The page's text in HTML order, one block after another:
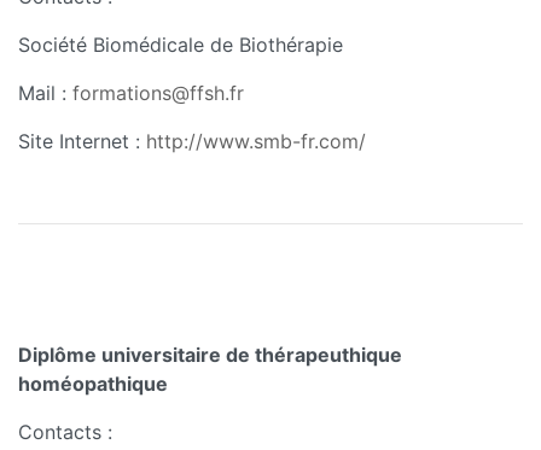
Société Biomédicale de Biothérapie
Mail : formations@ffsh.fr
Site Internet : http://www.smb-fr.com/
Diplôme universitaire de thérapeuthique
homéopathique
Contacts :